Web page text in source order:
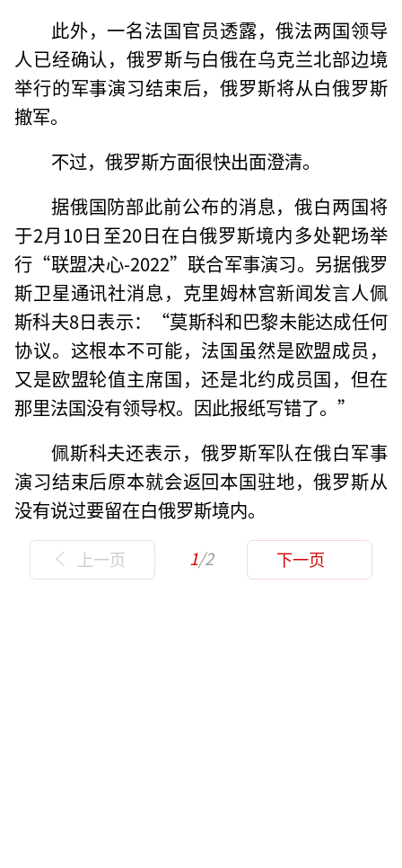
此外，一名法国官员透露，俄法两国领导
人已经确认，俄罗斯与白俄在乌克兰北部边境
举行的军事演习结束后，俄罗斯将从白俄罗斯
撤军。
不过，俄罗斯方面很快出面澄清。
据俄国防部此前公布的消息，俄白两国将
于2月10日至20日在白俄罗斯境内多处靶场举
行“联盟决心-2022”联合军事演习。另据俄罗
斯卫星通讯社消息，克里姆林宫新闻发言人佩
斯科夫8日表示：“莫斯科和巴黎未能达成任何
协议。这根本不可能，法国虽然是欧盟成员，
又是欧盟轮值主席国，还是北约成员国，但在
那里法国没有领导权。因此报纸写错了。”
佩斯科夫还表示，俄罗斯军队在俄白军事
演习结束后原本就会返回本国驻地，俄罗斯从
没有说过要留在白俄罗斯境内。
上一页 1/2 下一页